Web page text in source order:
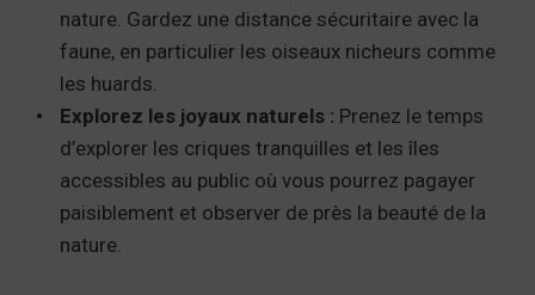
nature. Gardez une distance sécuritaire avec la
faune, en particulier les oiseaux nicheurs comme
les huards.
Explorez les joyaux naturels : Prenez le temps
d’explorer les criques tranquilles et les îles
accessibles au public où vous pourrez pagayer
paisiblement et observer de près la beauté de la
nature.